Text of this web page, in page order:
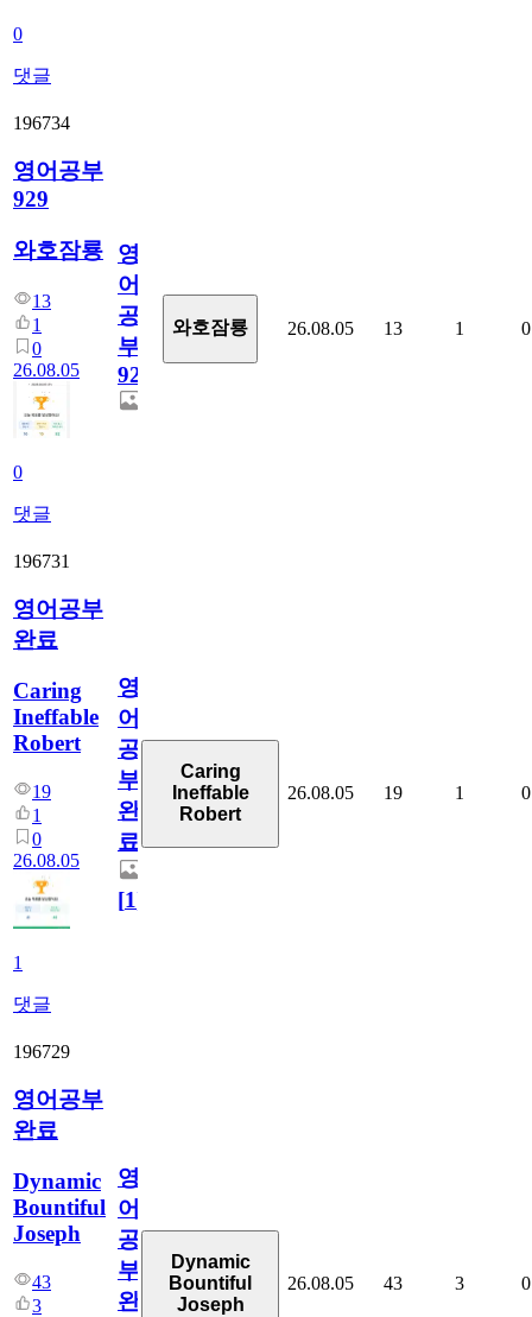
0
댓글
196734
영어공부
929
와호잠룡
13
1
0
26.08.05
0
댓글
영
어
공
부
929
와호잠룡 26.08.05 13 1 0
196731
영어공부
완료
Caring
Ineffable
Robert
19
1
0
26.08.05
1
댓글
영
어
공
부
완
료
[1]
Caring
Ineffable
Robert
26.08.05 19 1 0
196729
영어공부
완료
Dynamic
Bountiful
Joseph
43
3
영
어
공
부
완
Dynamic
Bountiful
Joseph
26.08.05 43 3 0